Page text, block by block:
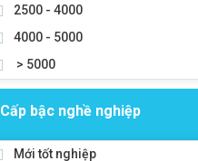
2500 - 4000
4000 - 5000
> 5000
Cấp bậc nghề nghiệp
Mới tốt nghiệp